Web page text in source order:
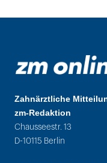
Zahnärztliche
zm-Redaktion
Chausseestr. 13
D-10115 Berlin